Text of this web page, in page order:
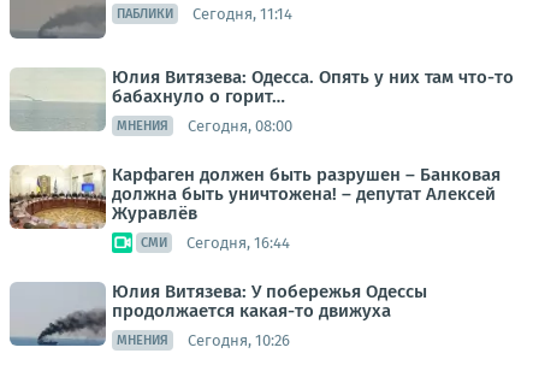
ПАБЛИКИ Сегодня, 11:14
Юлия Витязева: Одесса. Опять у них там что-то
бабахнуло о горит…
МНЕНИЯ Сегодня, 08:00
Карфаген должен быть разрушен – Банковая
должна быть уничтожена! – депутат Алексей
Журавлёв
СМИ Сегодня, 16:44
Юлия Витязева: У побережья Одессы
продолжается какая-то движуха
МНЕНИЯ Сегодня, 10:26